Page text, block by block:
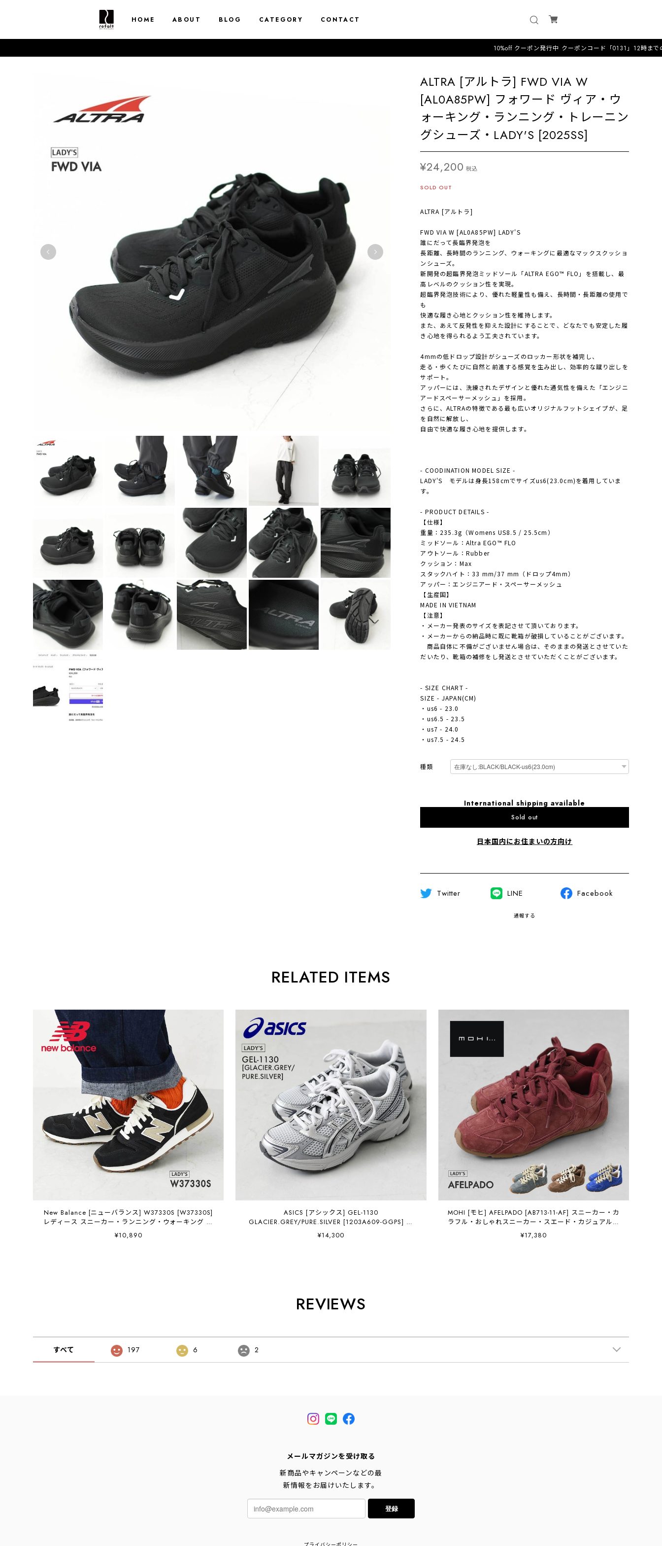
HOME ABOUT BLOG CATEGORY CONTACT
10%off クーポン発行中 クーポンコード「0131」12時までのオーダー
ALTRA [アルトラ] FWD VIA W
[AL0A85PW] フォワード ヴィア・ウ
ォーキング・ランニング・トレーニン
グシューズ・LADY'S [2025SS]
¥24,200 税込
SOLD OUT
ALTRA [アルトラ]
FWD VIA W [AL0A85PW] LADY'S
誰にだって長臨界発泡を
長距離、長時間のランニング、ウォーキングに最適なマックスクッショ
ンシューズ。
新開発の超臨界発泡ミッドソール「ALTRA EGO™ FLO」を搭載し、最
高レベルのクッション性を実現。
超臨界発泡技術により、優れた軽量性も備え、長時間・長距離の使用で
も
快適な履き心地とクッション性を維持します。
また、あえて反発性を抑えた設計にすることで、どなたでも安定した履
き心地を得られるよう工夫されています。
4mmの低ドロップ設計がシューズのロッカー形状を補完し、
走る・歩くたびに自然と前進する感覚を生み出し、効率的な蹴り出しを
サポート。
アッパーには、洗練されたデザインと優れた通気性を備えた「エンジニ
アードスペーサーメッシュ」を採用。
さらに、ALTRAの特徴である最も広いオリジナルフットシェイプが、足
を自然に解放し、
自由で快適な履き心地を提供します。
- COODINATION MODEL SIZE -
LADY'S モデルは身長158cmでサイズus6(23.0cm)を着用していま
す。
- PRODUCT DETAILS -
【仕様】
重量：235.3g（Womens US8.5 / 25.5cm）
ミッドソール：Altra EGO™ FLO
アウトソール：Rubber
クッション：Max
スタックハイト：33 mm/37 mm（ドロップ4mm）
アッパー：エンジニアード・スペーサーメッシュ
【生産国】
MADE IN VIETNAM
【注意】
・メーカー発表のサイズを表記させて頂いております。
・メーカーからの納品時に既に靴箱が破損していることがございます。
商品自体に不備がございません場合は、そのままの発送とさせていた
だいたり、靴箱の補修をし発送とさせていただくことがございます。
- SIZE CHART -
SIZE - JAPAN(CM)
・us6 - 23.0
・us6.5 - 23.5
・us7 - 24.0
・us7.5 - 24.5
種類
International shipping available
Sold out
日本国内にお住まいの方向け
Twitter LINE Facebook
通報する
RELATED ITEMS
New Balance [ニューバランス] W37330S [W37330S]
レディース スニーカー・ランニング・ウォーキング シ
ューズ ・スエード・ローカットスニーカー・ブラックス
ニーカー・クラシック・おしゃれスニーカー・LADY'S
¥10,890
ASICS [アシックス] GEL-1130
GLACIER.GREY/PURE.SILVER [1203A609-GGPS] ゲ
ル-1130・スニーカー・アウトドア・タウンユース・
MEN'S / LADY'S [2026AW]
¥14,300
MOHI [モヒ] AFELPADO [AB713-11-AF] スニーカー・カ
ラフル・おしゃれスニーカー・スエード・カジュアル・
シンプル・LADY'S [2026AW]
¥17,380
REVIEWS
すべて 197 6 2
メールマガジンを受け取る
新商品やキャンペーンなどの最
新情報をお届けいたします。
登録